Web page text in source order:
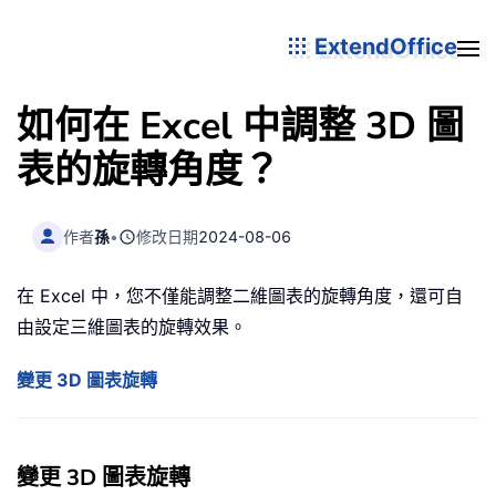
ExtendOffice
如何在 Excel 中調整 3D 圖
表的旋轉角度？
作者孫• 修改日期2024-08-06
在 Excel 中，您不僅能調整二維圖表的旋轉角度，還可自
由設定三維圖表的旋轉效果。
變更 3D 圖表旋轉
變更 3D 圖表旋轉